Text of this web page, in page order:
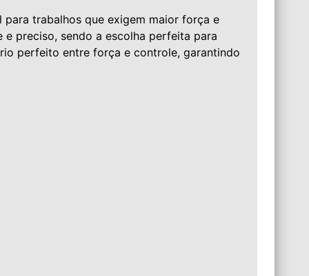
para trabalhos que exigem maior força e
preciso, sendo a escolha perfeita para
perfeito entre força e controle, garantindo